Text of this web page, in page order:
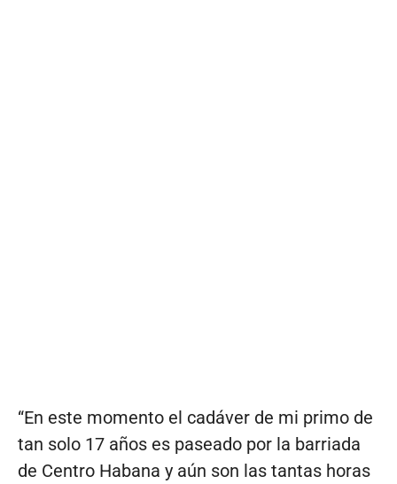
“En este momento el cadáver de mi primo de
tan solo 17 años es paseado por la barriada
de Centro Habana y aún son las tantas horas